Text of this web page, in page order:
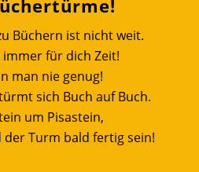
Büchern ist nicht weit.
immer für dich Zeit!
man nie genug!
sich Buch auf Buch.
um Pisastein,
der Turm bald fertig sein!